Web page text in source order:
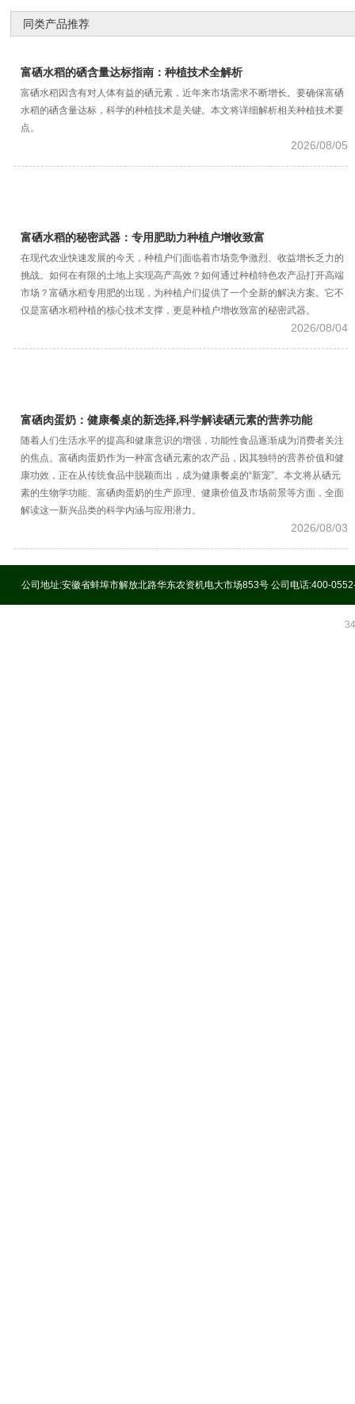
同类产品推荐
富硒水稻的硒含量达标指南：种植技术全解析
富硒水稻因含有对人体有益的硒元素，近年来市场需求不断增长。要确保富硒
水稻的硒含量达标，科学的种植技术是关键。本文将详细解析相关种植技术要
点。
2026/08/05
富硒水稻的秘密武器：专用肥助力种植户增收致富
在现代农业快速发展的今天，种植户们面临着市场竞争激烈、收益增长乏力的
挑战。如何在有限的土地上实现高产高效？如何通过种植特色农产品打开高端
市场？富硒水稻专用肥的出现，为种植户们提供了一个全新的解决方案。它不
仅是富硒水稻种植的核心技术支撑，更是种植户增收致富的秘密武器。
2026/08/04
富硒肉蛋奶：健康餐桌的新选择,科学解读硒元素的营养功能
随着人们生活水平的提高和健康意识的增强，功能性食品逐渐成为消费者关注
的焦点。富硒肉蛋奶作为一种富含硒元素的农产品，因其独特的营养价值和健
康功效，正在从传统食品中脱颖而出，成为健康餐桌的“新宠”。本文将从硒元
素的生物学功能、富硒肉蛋奶的生产原理、健康价值及市场前景等方面，全面
解读这一新兴品类的科学内涵与应用潜力。
2026/08/03
公司地址:安徽省蚌埠市解放北路华东农资机电大市场853号 公司电话:400-